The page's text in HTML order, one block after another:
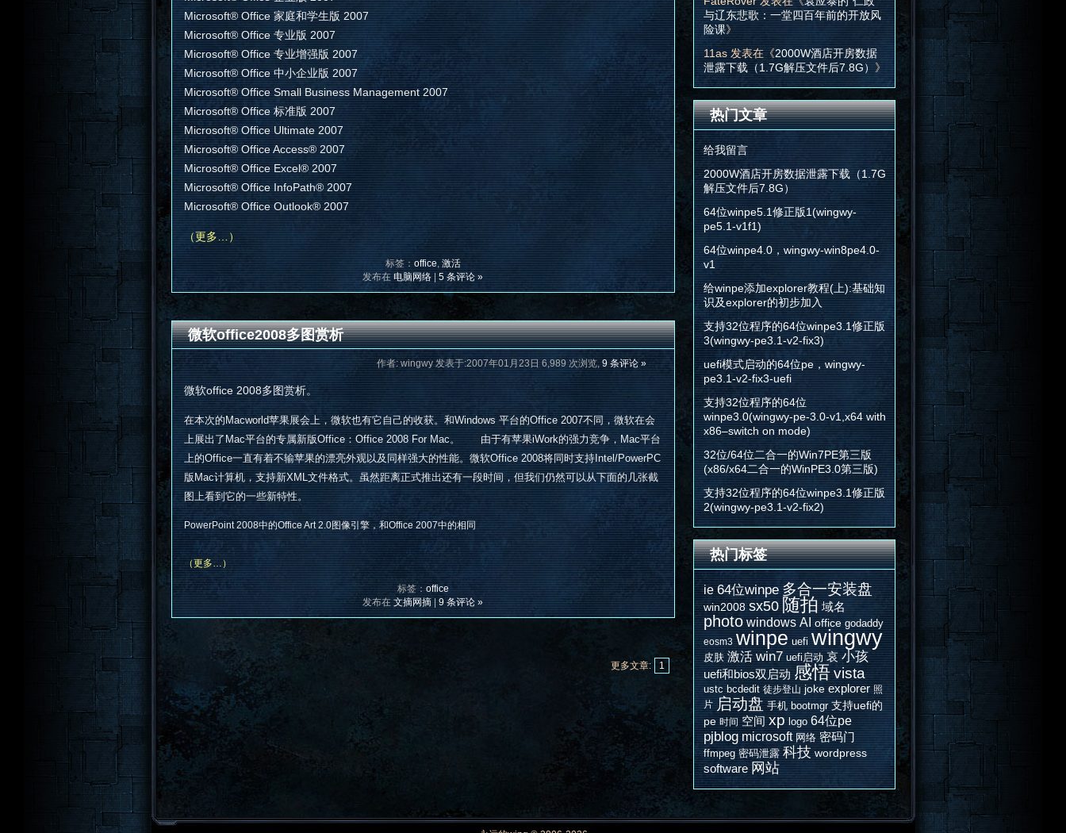
Microsoft® Office 家庭和学生版 2007
Microsoft® Office 专业版 2007
Microsoft® Office 专业增强版 2007
Microsoft® Office 中小企业版 2007
Microsoft® Office Small Business Management 2007
Microsoft® Office 标准版 2007
Microsoft® Office Ultimate 2007
Microsoft® Office Access® 2007
Microsoft® Office Excel® 2007
Microsoft® Office InfoPath® 2007
Microsoft® Office Outlook® 2007
（更多…）
标签： office, 激活
发布在 电脑网络 5 条评论 »
微软office2008多图赏析
作者: wingwy 发表于:2007年01月23日 6,989 次浏览, 9 条评论 »
微软office 2008多图赏析。
在本次的Macworld苹果展会上，微软也有它自己的收获。和Windows 平台的Office 2007不同，微软在会
上展出了Mac平台的专属新版Office：Office 2008 For Mac。 由于有苹果iWork的强力竞争，Mac平台
上的Office一直有着不输苹果的漂亮外观以及同样强大的性能。微软Office 2008将同时支持Intel/PowerPC
版Mac计算机，支持新XML文件格式。虽然距离正式推出还有一段时间，但我们仍然可以从下面的几张截
图上看到它的一些新特性。
PowerPoint 2008中的Office Art 2.0图像引擎，和Office 2007中的相同
（更多…）
标签：office
发布在 文摘网摘 9 条评论 »
更多文章: 1
与辽东悲歌：一堂四百年前的开放风
险课》
11as发表在《2000W酒店开房数据
泄露下载（1.7G解压文件后7.8G） 》
热门文章
给我留言
2000W酒店开房数据泄露下载（1.7G
解压文件后7.8G）
64位winpe5.1修正版1(wingwy-
pe5.1-v1f1)
64位winpe4.0，wingwy-win8pe4.0-
v1
给winpe添加explorer教程(上):基础知
识及explorer的初步加入
支持32位程序的64位winpe3.1修正版
3(wingwy-pe3.1-v2-fix3)
uefi模式启动的64位pe，wingwy-
pe3.1-v2-fix3-uefi
支持32位程序的64位
winpe3.0(wingwy-pe-3.0-v1,x64 with
x86–switch on mode)
32位/64位二合一的Win7PE第三版
(x86/x64二合一的WinPE3.0第三版)
支持32位程序的64位winpe3.1修正版
2(wingwy-pe3.1-v2-fix2)
热门标签
ie 64位winpe 多合一安装盘
win2008 sx50 随拍 域名
photo windows AI office godaddy
eosm3 winpe uefi wingwy
皮肤 激活 win7 uefi启动 哀 小孩
uefi和bios双启动 感悟 vista
ustc bcdedit 徒步登山 joke explorer 照
片 启动盘 手机 bootmgr 支持uefi的
pe 时间 空间 xp logo 64位pe
pjblog microsoft 网络 密码门
ffmpeg 密码泄露 科技 wordpress
software 网站